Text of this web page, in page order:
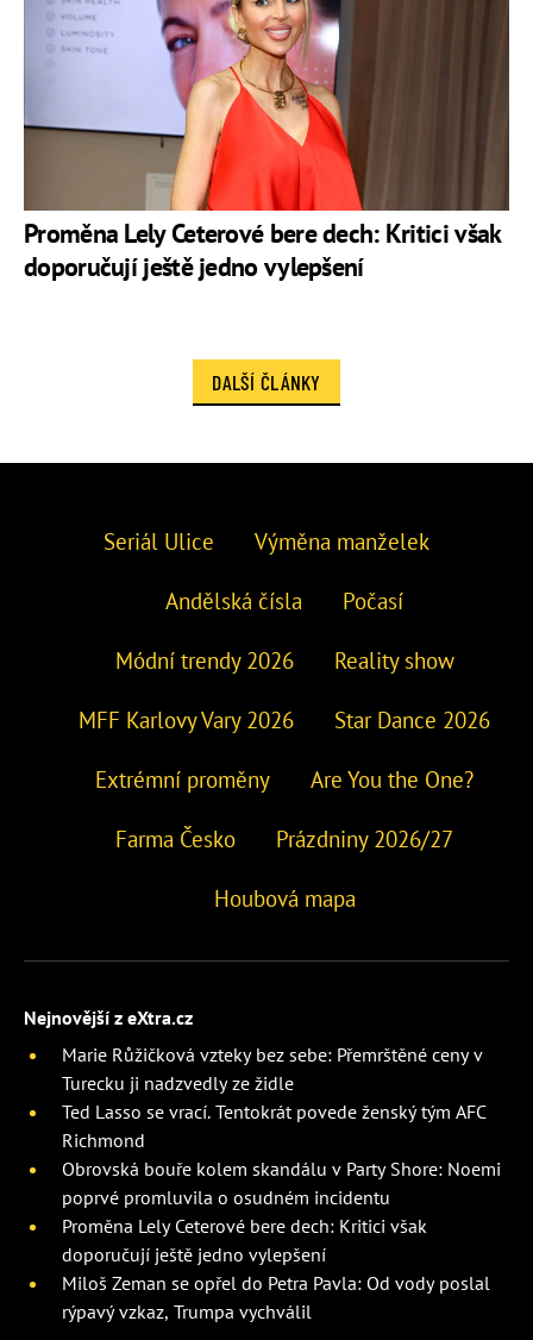
Proměna Lely Ceterové bere dech: Kritici však
doporučují ještě jedno vylepšení
DALŠÍ ČLÁNKY
Seriál Ulice Výměna manželek
Andělská čísla Počasí
Módní trendy 2026 Reality show
MFF Karlovy Vary 2026 Star Dance 2026
Extrémní proměny Are You the One?
Farma Česko Prázdniny 2026/27
Houbová mapa
Nejnovější z eXtra.cz
Marie Růžičková vzteky bez sebe: Přemrštěné ceny v
Turecku ji nadzvedly ze židle
Ted Lasso se vrací. Tentokrát povede ženský tým AFC
Richmond
Obrovská bouře kolem skandálu v Party Shore: Noemi
poprvé promluvila o osudném incidentu
Proměna Lely Ceterové bere dech: Kritici však
doporučují ještě jedno vylepšení
Miloš Zeman se opřel do Petra Pavla: Od vody poslal
rýpavý vzkaz, Trumpa vychválil